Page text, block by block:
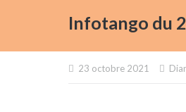
Infotango du
23 octobre 2021